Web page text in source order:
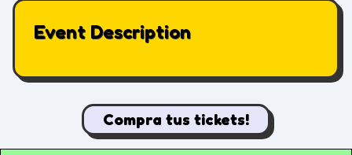
Event Description
Compra tus tickets!